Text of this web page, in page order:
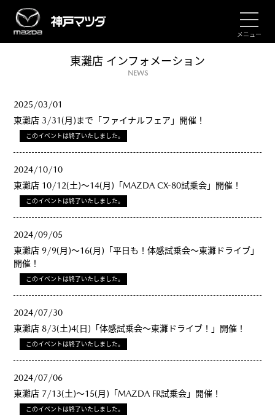
メニュー
東灘店 インフォメーション
NEWS
2025/03/01
東灘店 3/31(月)まで「ファイナルフェア」開催！
このイベントは終了いたしました。
2024/10/10
東灘店 10/12(土)～14(月)「MAZDA CX-80試乗会」開催！
このイベントは終了いたしました。
2024/09/05
東灘店 9/9(月)～16(月)「平日も！体感試乗会～東灘ドライブ」
開催！
このイベントは終了いたしました。
2024/07/30
東灘店 8/3(土)4(日)「体感試乗会～東灘ドライブ！」開催！
このイベントは終了いたしました。
2024/07/06
東灘店 7/13(土)～15(月)「MAZDA FR試乗会」開催！
このイベントは終了いたしました。